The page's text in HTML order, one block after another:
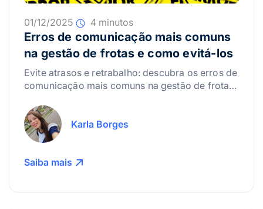
01/12/2025 4 minutos
Erros de comunicação mais comuns
na gestão de frotas e como evitá-los
Evite atrasos e retrabalho: descubra os erros de
comunicação mais comuns na gestão de frotas
Karla Borges
Saiba mais